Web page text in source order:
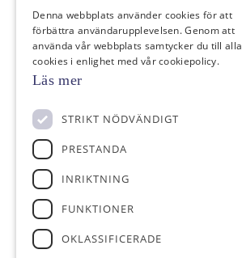
Denna webbplats använder cookies för att
förbättra användarupplevelsen. Genom att
använda vår webbplats samtycker du till alla
cookies i enlighet med vår cookiepolicy.
Läs mer
STRIKT NÖDVÄNDIGT
PRESTANDA
INRIKTNING
FUNKTIONER
OKLASSIFICERADE